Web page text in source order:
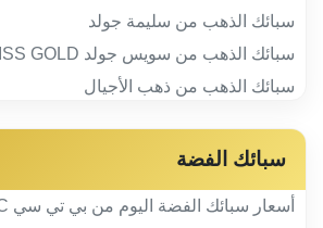
سبائك الذهب من سليمة جولد
سبائك الذهب من سويس جولد SWISS GOLD
سبائك الذهب من ذهب الأجيال
سبائك الفضة
أسعار سبائك الفضة اليوم من بي تي سي BTC